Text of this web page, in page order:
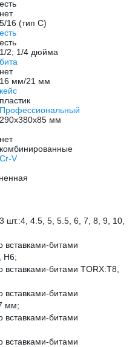
есть
нет
5/16 (тип C)
есть
есть
1/2; 1/4 дюйма
бита
нет
16 мм/21 мм
кейс
пластик
Профессиональный
290х380х85 мм
нет
комбинированные
Cr-V
шт.:4, 4.5, 5, 5.5, 6, 7, 8, 9, 10,
вставками-битами
H6;
битами TORX:T8,
вставками-битами
мм;
вставками-битами
вставками-битами